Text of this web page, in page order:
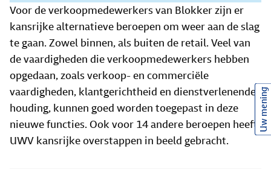
Voor de verkoopmedewerkers van Blokker zijn er
kansrijke alternatieve beroepen om weer aan de slag
te gaan. Zowel binnen, als buiten de retail. Veel van
de vaardigheden die verkoopmedewerkers hebben
opgedaan, zoals verkoop- en commerciële
vaardigheden, klantgerichtheid en dienstverlenende
houding, kunnen goed worden toegepast in deze
nieuwe functies. Ook voor 14 andere beroepen heeft
UWV kansrijke overstappen in beeld gebracht.
Uw mening